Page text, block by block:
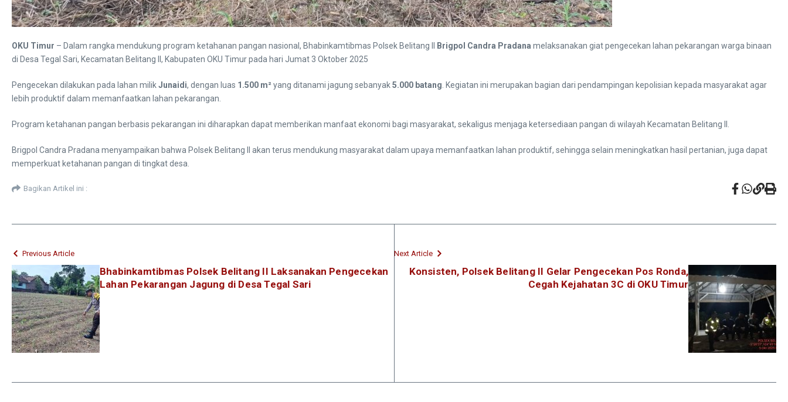
OKU Timur – Dalam rangka mendukung program ketahanan pangan nasional, Bhabinkamtibmas Polsek Belitang II Brigpol Candra Pradana melaksanakan giat pengecekan lahan pekarangan warga binaan
di Desa Tegal Sari, Kecamatan Belitang II, Kabupaten OKU Timur pada hari Jumat 3 Oktober 2025
Pengecekan dilakukan pada lahan milikJunaidi, dengan luas 1.500 m²yang ditanami jagung sebanyak5.000 batang . Kegiatan ini merupakan bagian dari pendampingan kepolisian kepada masyarakat agar
lebih produktif dalam memanfaatkan lahan pekarangan.
Program ketahanan pangan berbasis pekarangan ini diharapkan dapat memberikan manfaat ekonomi bagi masyarakat, sekaligus menjaga ketersediaan pangan di wilayah Kecamatan Belitang II.
Brigpol Candra Pradana menyampaikan bahwa Polsek Belitang II akan terus mendukung masyarakat dalam upaya memanfaatkan lahan produktif, sehingga selain meningkatkan hasil pertanian, juga dapat
memperkuat ketahanan pangan di tingkat desa.
Bagikan Artikel ini :
Previous Article
Bhabinkamtibmas Polsek Belitang II Laksanakan Pengecekan
Lahan Pekarangan Jagung di Desa Tegal Sari
Next Article
Konsisten, Polsek Belitang II Gelar Pengecekan Pos Ronda,
Cegah Kejahatan 3C di OKU Timur